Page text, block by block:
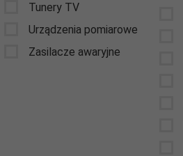
Tunery TV
Urządzenia pomiarowe
Zasilacze awaryjne